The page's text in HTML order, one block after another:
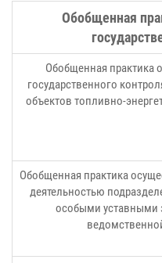
Обобщенная
Обобщенная практика
государственного
объектов топливно-
Обобщенная практика
деятельностью
особыми уставными